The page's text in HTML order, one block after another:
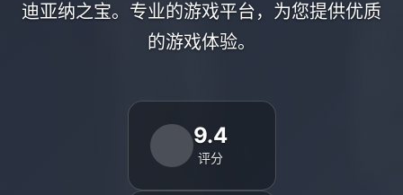
迪亚纳之宝。专业的游戏平台，为您提供优质
的游戏体验。
9.4
评分